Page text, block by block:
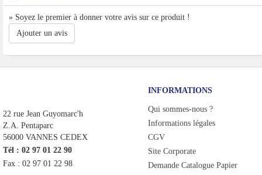
» Soyez le premier à donner votre avis sur ce produit !
Ajouter un avis
22 rue Jean Guyomarc'h
Z.A. Pentaparc
56000 VANNES CEDEX
Tél : 02 97 01 22 90
Fax : 02 97 01 22 98
INFORMATIONS
Qui sommes-nous ?
Informations légales
CGV
Site Corporate
Demande Catalogue Papier